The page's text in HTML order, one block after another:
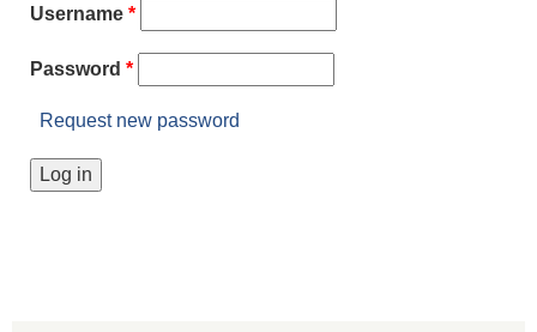
Username *
Password *
Request new password